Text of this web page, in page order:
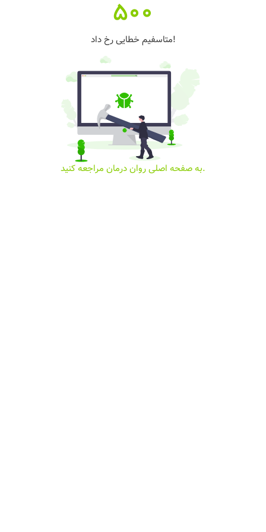
500
متاسفیم خطایی رخ داد!
به صفحه اصلی روان درمان مراجعه کنید.